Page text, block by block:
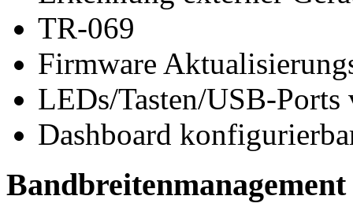
TR-069
Firmware
LEDs/Tasten/USB-Ports
Dashboard
Bandbreitenmanagement